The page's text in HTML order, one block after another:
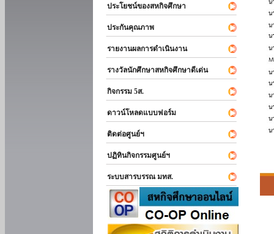
ประโยชน์ของสหกิจศึกษา
ประกันคุณภาพ
รายงานผลการดำเนินงาน
รางวัลนักศึกษาสหกิจศึกษาดีเด่น
กิจกรรม 5ส.
ดาวน์โหลดแบบฟอร์ม
ติดต่อศูนย์ฯ
ปฏิทินกิจกรรมศูนย์ฯ
ระบบสารบรรณ มทส.